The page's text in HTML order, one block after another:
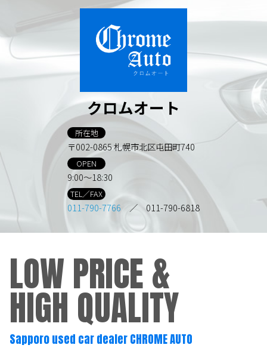
クロムオート
所在地
〒002-0865 札幌市北区屯田町740
OPEN
9:00～18:30
TEL／FAX
011-790-7766 ／ 011-790-6818
LOW PRICE &
HIGH QUALITY
Sapporo used car dealer CHROME AUTO